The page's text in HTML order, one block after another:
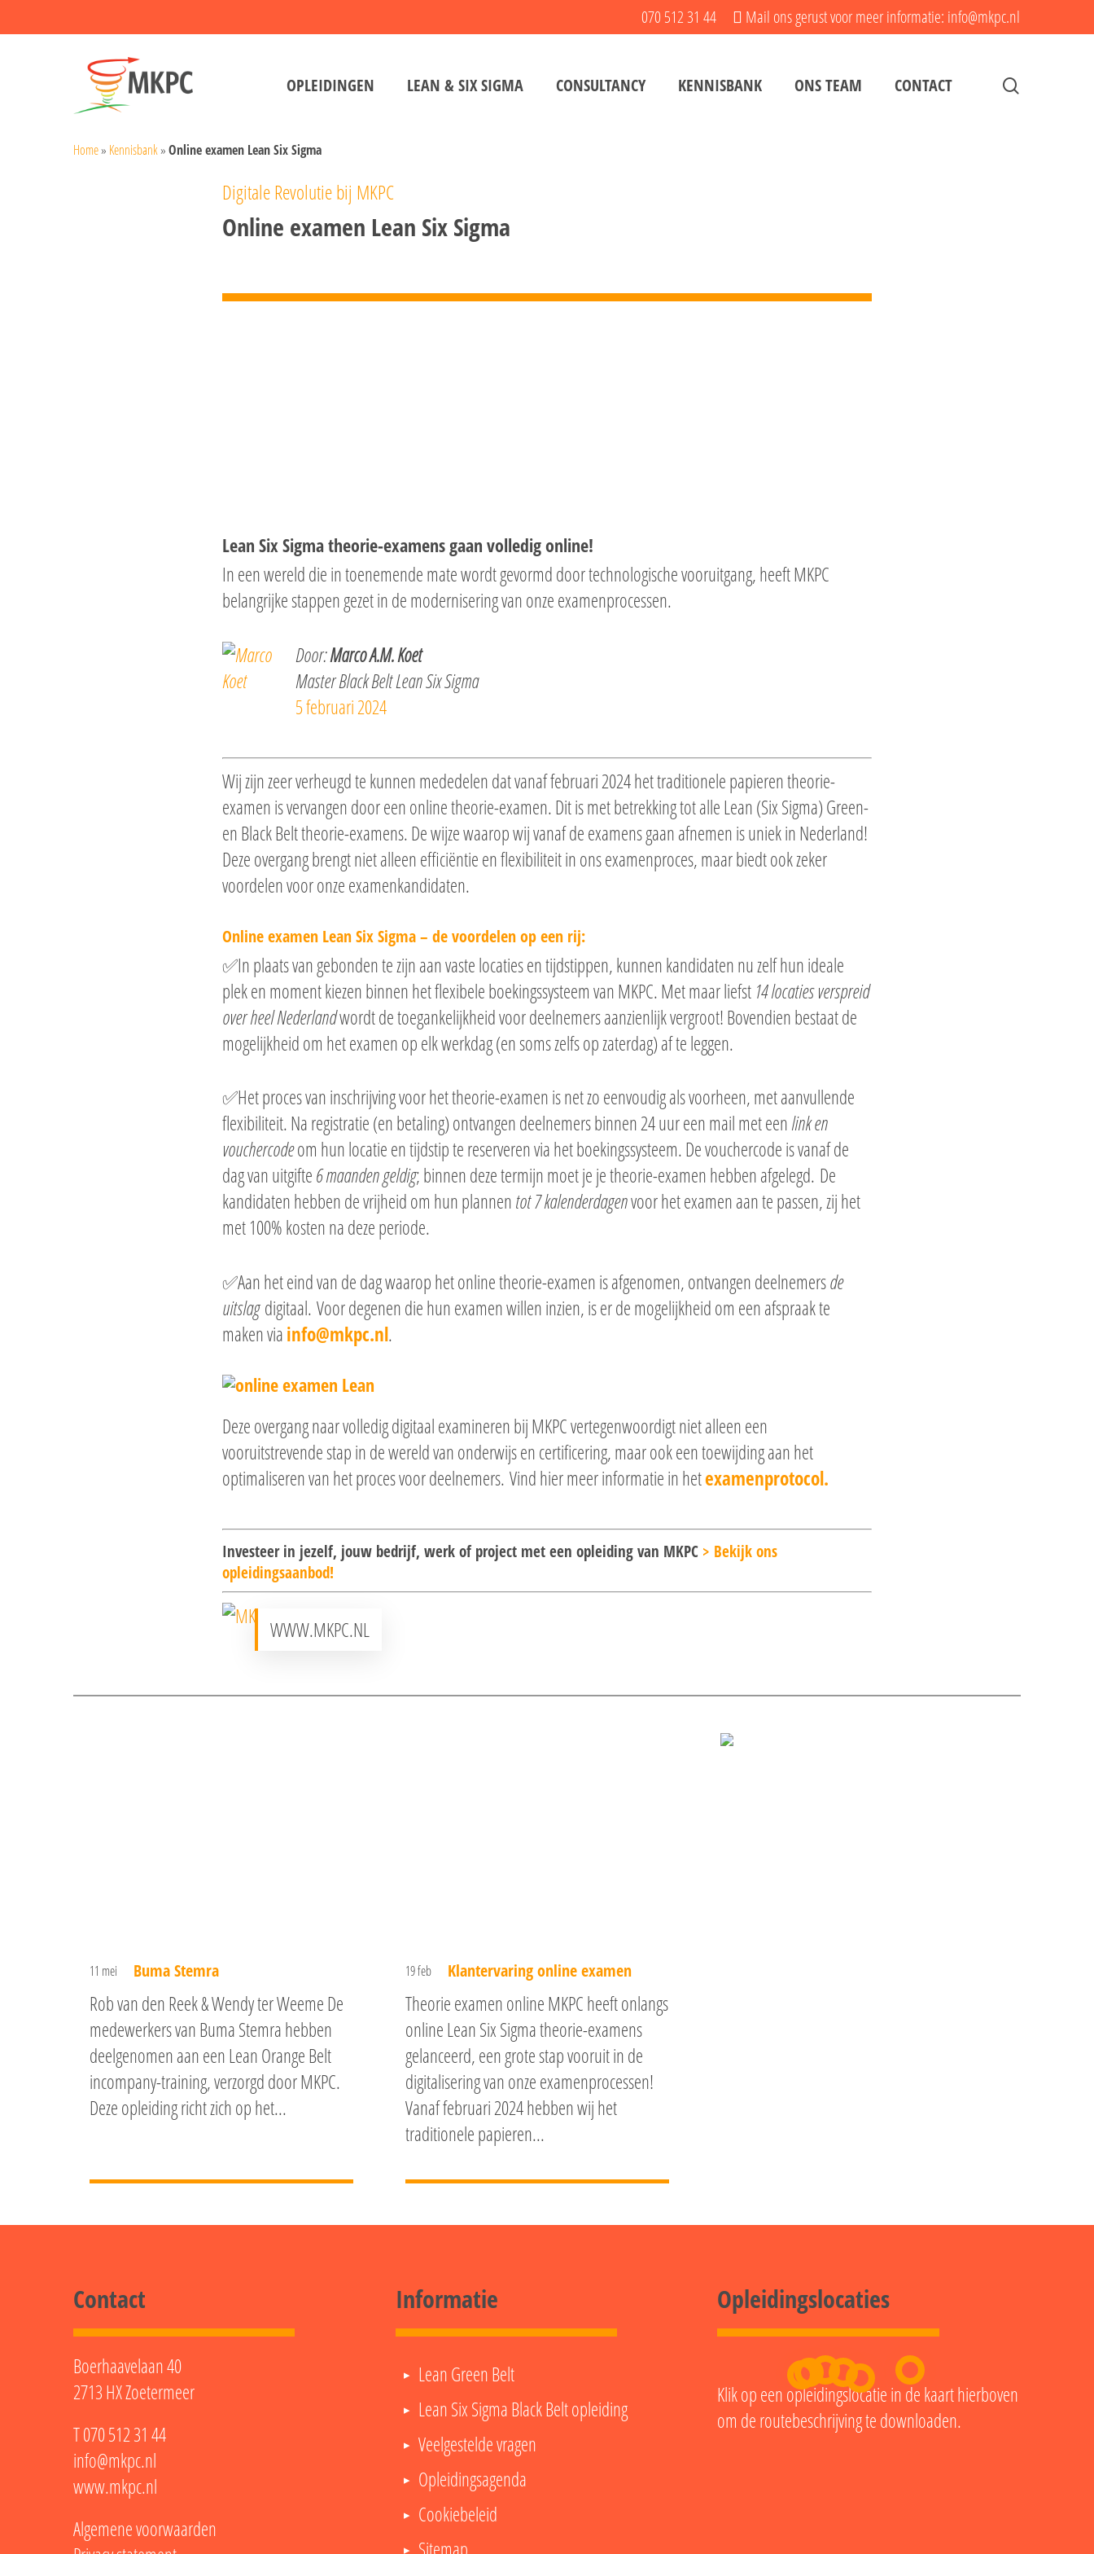
to
070 512 31 44 Mail ons gerust voor meer informatie: info@mkpc.nl
Hit enter to search or ESC to close
OPLEIDINGEN LEAN & SIX SIGMA CONSULTANCY KENNISBANK ONS TEAM CONTACT
Home» Kennisbank»Online examen Lean Six Sigma
Digitale Revolutie bij MKPC
Online examen Lean Six Sigma
Lean Six Sigma theorie-examens gaan volledig online!
In een wereld die in toenemende mate wordt gevormd door technologische vooruitgang, heeft MKPC
belangrijke stappen gezet in de modernisering van onze examenprocessen.
Door:Marco A.M. Koet
Master Black Belt Lean Six Sigma
5 februari 2024
Wij zijn zeer verheugd te kunnen mededelen dat vanaf februari 2024 het traditionele papieren theorie-
examen is vervangen door een online theorie-examen. Dit is met betrekking tot alle Lean (Six Sigma) Green-
en Black Belt theorie-examens. De wijze waarop wij vanaf de examens gaan afnemen is uniek in Nederland!
Deze overgang brengt niet alleen efficiëntie en flexibiliteit in ons examenproces, maar biedt ook zeker
voordelen voor onze examenkandidaten.
Online examen Lean Six Sigma – de voordelen op een rij:
✅In plaats van gebonden te zijn aan vaste locaties en tijdstippen, kunnen kandidaten nu zelf hun ideale
plek en moment kiezen binnen het flexibele boekingssysteem van MKPC. Met maar liefst 14 locaties verspreid
over heel Nederlandwordt de toegankelijkheid voor deelnemers aanzienlijk vergroot! Bovendien bestaat de
mogelijkheid om het examen op elk werkdag (en soms zelfs op zaterdag) af te leggen.
✅Het proces van inschrijving voor het theorie-examen is net zo eenvoudig als voorheen, met aanvullende
flexibiliteit. Na registratie (en betaling) ontvangen deelnemers binnen 24 uur een mail met eenlink en
vouchercodeom hun locatie en tijdstip te reserveren via het boekingssysteem. De vouchercode is vanaf de
dag van uitgifte6 maanden geldig; binnen deze termijn moet je je theorie-examen hebben afgelegd. De
kandidaten hebben de vrijheid om hun plannentot 7 kalenderdagenvoor het examen aan te passen, zij het
met 100% kosten na deze periode.
✅Aan het eind van de dag waarop het online theorie-examen is afgenomen, ontvangen deelnemersde
uitslagdigitaal. Voor degenen die hun examen willen inzien, is er de mogelijkheid om een afspraak te
maken viainfo@mkpc.nl.
Deze overgang naar volledig digitaal examineren bij MKPC vertegenwoordigt niet alleen een
vooruitstrevende stap in de wereld van onderwijs en certificering, maar ook een toewijding aan het
optimaliseren van het proces voor deelnemers. Vind hier meer informatie in hetexamenprotocol.
Investeer in jezelf, jouw bedrijf, werk of project met een opleiding van MKPC > Bekijk ons
opleidingsaanbod!
WWW.MKPC.NL
11 mei Buma Stemra
Rob van den Reek & Wendy ter Weeme De
medewerkers van Buma Stemra hebben
deelgenomen aan een Lean Orange Belt
incompany-training, verzorgd door MKPC.
Deze opleiding richt zich op het...
19 feb Klantervaring online examen
Theorie examen online MKPC heeft onlangs
online Lean Six Sigma theorie-examens
gelanceerd, een grote stap vooruit in de
digitalisering van onze examenprocessen!
Vanaf februari 2024 hebben wij het
traditionele papieren...
Contact
Boerhaavelaan 40
2713 HX Zoetermeer
T070 512 31 44
info@mkpc.nl
www.mkpc.nl
Algemene voorwaarden
Informatie
Lean Green Belt
Lean Six Sigma Black Belt opleiding
Veelgestelde vragen
Opleidingsagenda
Cookiebeleid
Opleidingslocaties
Klik op een opleidingslocatie in de kaart hierboven
om de routebeschrijving te downloaden.